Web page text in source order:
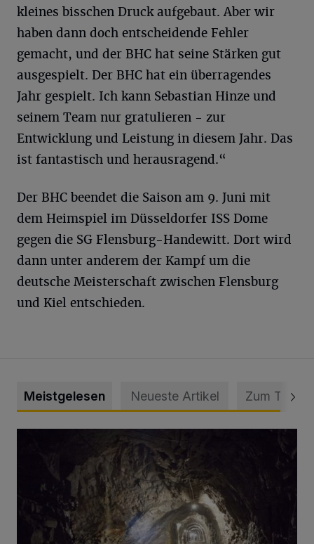
kleines bisschen Druck aufgebaut. Aber wir
haben dann doch entscheidende Fehler
gemacht, und der BHC hat seine Stärken gut
ausgespielt. Der BHC hat ein überragendes
Jahr gespielt. Ich kann Sebastian Hinze und
seinem Team nur gratulieren - zur
Entwicklung und Leistung in diesem Jahr. Das
ist fantastisch und herausragend.“
Der BHC beendet die Saison am 9. Juni mit
dem Heimspiel im Düsseldorfer ISS Dome
gegen die SG Flensburg-Handewitt. Dort wird
dann unter anderem der Kampf um die
deutsche Meisterschaft zwischen Flensburg
und Kiel entschieden.
Meistgelesen Neueste Artikel Zum Thema